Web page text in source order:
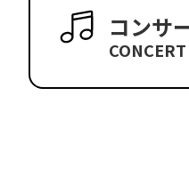
コンサ
CONCERT